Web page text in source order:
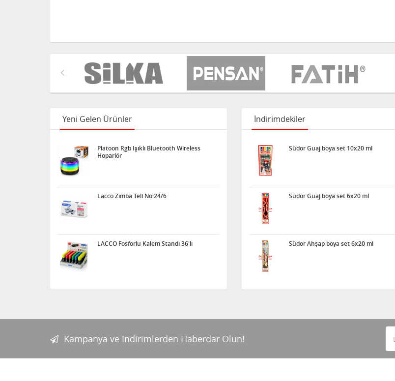
Yeni Gelen Ürünler
Platoon Rgb Işıklı Bluetooth Wireless
Hoparlör
Lacco Zımba Teli No:24/6
LACCO Fosforlu Kalem Standı 36'lı
İndirimdekiler
Südor Guaj boya set 10x20 ml
Südor Guaj boya set 6x20 ml
Südor Ahşap boya set 6x20 ml
Kampanya ve İndirimlerden Haberdar Olun!